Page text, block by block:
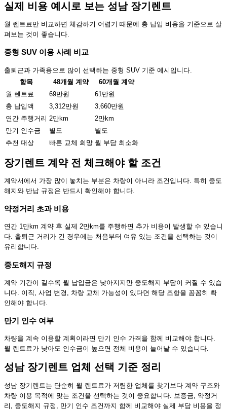
실제 비용 예시로 보는 성남 장기렌트
월 렌트료만 비교하면 체감하기 어렵기 때문에 총 납입 비용을 기준으로 살
펴보는 것이 좋습니다.
중형 SUV 이용 사례 비교
출퇴근과 가족용으로 많이 선택하는 중형 SUV 기준 예시입니다.
항목
48개월 계약
60개월 계약
월 렌트료
69만원
61만원
총 납입액
3,312만원
3,660만원
연간 주행거리 2만km
2만km
만기 인수금
별도
별도
추천 대상
빠른 교체 희망 월 부담 최소화
장기렌트 계약 전 체크해야 할 조건
계약서에서 가장 많이 놓치는 부분은 차량이 아니라 조건입니다. 특히 중도
해지와 반납 규정은 반드시 확인해야 합니다.
약정거리 초과 비용
연간 1만km 계약 후 실제 2만km를 주행하면 추가 비용이 발생할 수 있습니
다. 출퇴근 거리가 긴 경우에는 처음부터 여유 있는 조건을 선택하는 것이
유리합니다.
중도해지 규정
계약 기간이 길수록 월 납입금은 낮아지지만 중도해지 부담이 커질 수 있습
니다. 이직, 사업 변경, 차량 교체 가능성이 있다면 해당 조항을 꼼꼼히 확
인해야 합니다.
만기 인수 여부
차량을 계속 이용할 계획이라면 만기 인수 가격을 함께 비교해야 합니다.
월 렌트료가 낮아도 인수금이 높으면 전체 비용이 늘어날 수 있습니다.
성남 장기렌트 업체 선택 기준 정리
성남 장기렌트는 단순히 월 렌트료가 저렴한 업체를 찾기보다 계약 구조와
차량 이용 목적에 맞는 조건을 선택하는 것이 중요합니다. 보증금, 약정거
리, 중도해지 규정, 만기 인수 조건까지 함께 비교해야 실제 부담 비용을 정